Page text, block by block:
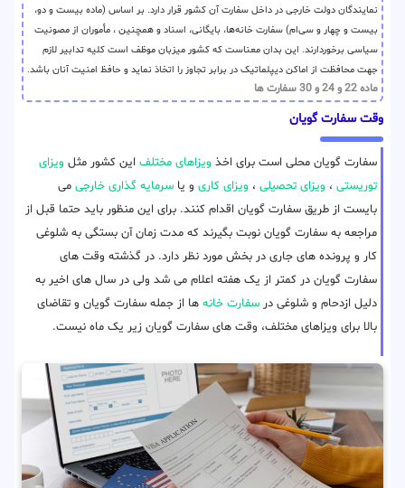
نمایندگان دولت‌ خارجی در داخل سفارت آن کشور قرار دارد. بر اساس (ماده بیست و دو،
بیست و چهار و سی‌ام) سفارت خانه‌ها، بایگانی، اسناد و همچنین ، مأموران از مصونیت
سیاسی برخوردارند. این بدان معناست که کشور میزبان موظف است کلیه تدابیر لازم
جهت محافظت از اماکن دیپلماتیک در برابر تجاوز را اتخاذ نماید و حافظ امنیت آنان باشد.
ماده 22 و 24 و 30 سفارت ها
وقت سفارت گویان
سفارت گویان محلی است برای اخذ ویزاهای مختلف این کشور مثل ویزای
توریستی ، ویزای تحصیلی ، ویزای کاری و یا سرمایه گذاری خارجی می
بایست از طریق سفارت گویان اقدام کنند. برای این منظور باید حتما قبل از
مراجعه به سفارت گویان نوبت بگیرند که مدت زمان آن بستگی به شلوغی
کار و پرونده های جاری در بخش مورد نظر دارد. در گذشته وقت های
سفارت گویان در کمتر از یک هفته اعلام می شد ولی در سال های اخیر به
دلیل ازدحام و شلوغی در سفارت خانه ها از جمله سفارت گویان و تقاضای
بالا برای ویزاهای مختلف، وقت های سفارت گویان زیر یک ماه نیست.